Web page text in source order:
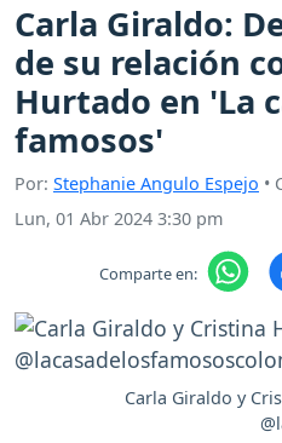
Carla Giraldo:
de su relación
Hurtado en 'La
famosos'
Por: Stephanie Angulo Espejo •
Lun, 01 Abr 2024 3:30 pm
Comparte en:
Carla Giraldo y